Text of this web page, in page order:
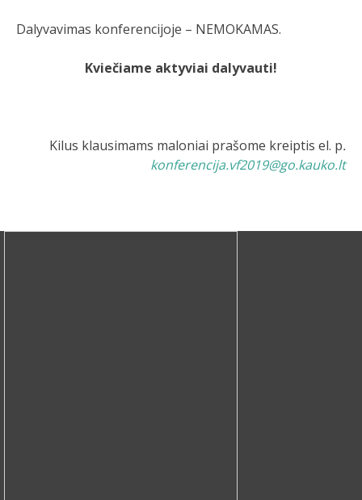
Dalyvavimas konferencijoje – NEMOKAMAS.
Kviečiame aktyviai dalyvauti!
Kilus klausimams maloniai prašome kreiptis el. p.
konferencija.vf2019@go.kauko.lt